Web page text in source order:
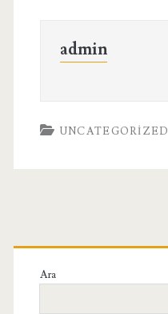
admin
UNCATEGORIZED
Birincil
Yan
Ara